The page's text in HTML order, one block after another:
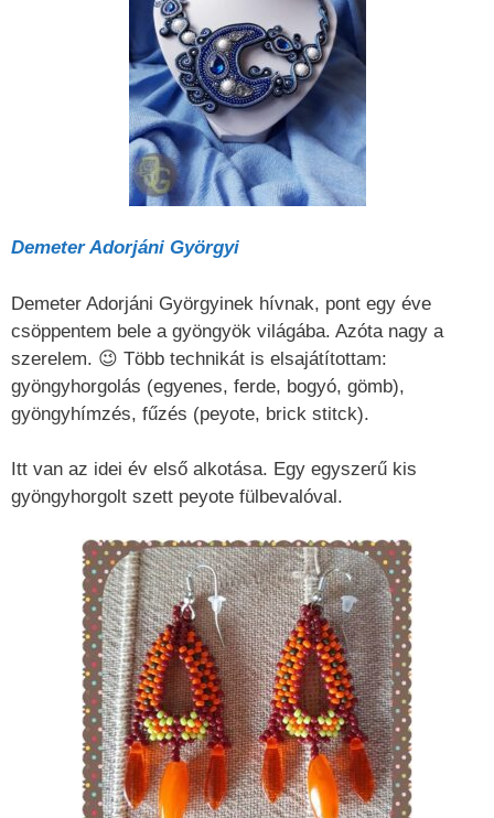
Demeter Adorjáni Györgyi
Demeter Adorjáni Györgyinek hívnak, pont egy éve
csöppentem bele a gyöngyök világába. Azóta nagy a
szerelem. 😉 Több technikát is elsajátítottam:
gyöngyhorgolás (egyenes, ferde, bogyó, gömb),
gyöngyhímzés, fűzés (peyote, brick stitck).
Itt van az idei év első alkotása. Egy egyszerű kis
gyöngyhorgolt szett peyote fülbevalóval.